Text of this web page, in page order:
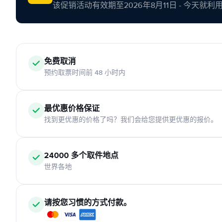
该促销活动有效期至2026年8月11日 - 今天就利用
免费取消
预约取票时间前 48 小时内
最优惠价格保证
找到更优惠的价格了吗？我们会给您提供更优惠的报价。
24000 多个取件地点
世界各地
请按您习惯的方式付款。